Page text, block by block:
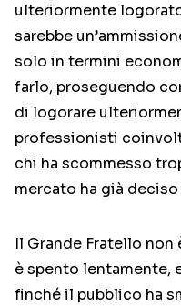
ulteriormente
sarebbe
solo in termini
farlo, proseguendo
di logorare
professionisti
chi ha scommesso
mercato ha già
Il Grande Fratello
è spento lentamente,
finché il pubblico ha